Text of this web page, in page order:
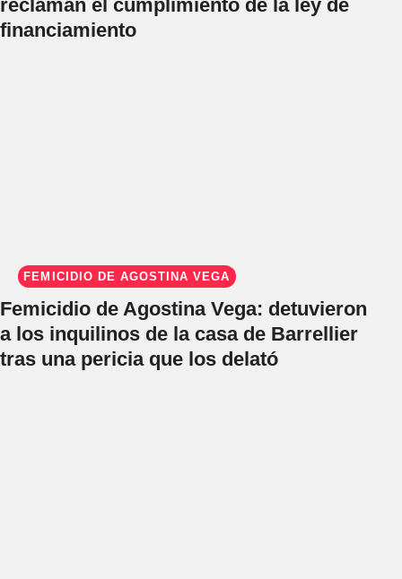
reclaman el cumplimiento de la ley de
financiamiento
FEMICIDIO DE AGOSTINA VEGA
Femicidio de Agostina Vega: detuvieron
a los inquilinos de la casa de Barrellier
tras una pericia que los delató